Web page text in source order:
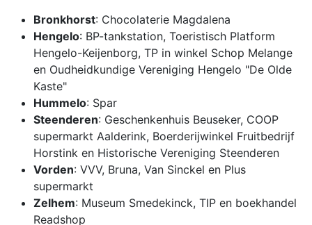
Bronkhorst: Chocolaterie Magdalena
Hengelo: BP-tankstation, Toeristisch Platform
Hengelo-Keijenborg, TP in winkel Schop Melange
en Oudheidkundige Vereniging Hengelo "De Olde
Kaste"
Hummelo: Spar
Steenderen: Geschenkenhuis Beuseker, COOP
supermarkt Aalderink, Boerderijwinkel Fruitbedrijf
Horstink en Historische Vereniging Steenderen
Vorden: VVV, Bruna, Van Sinckel en Plus
supermarkt
Zelhem: Museum Smedekinck, TIP en boekhandel
Readshop